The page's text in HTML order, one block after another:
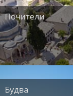
Почители
Будва